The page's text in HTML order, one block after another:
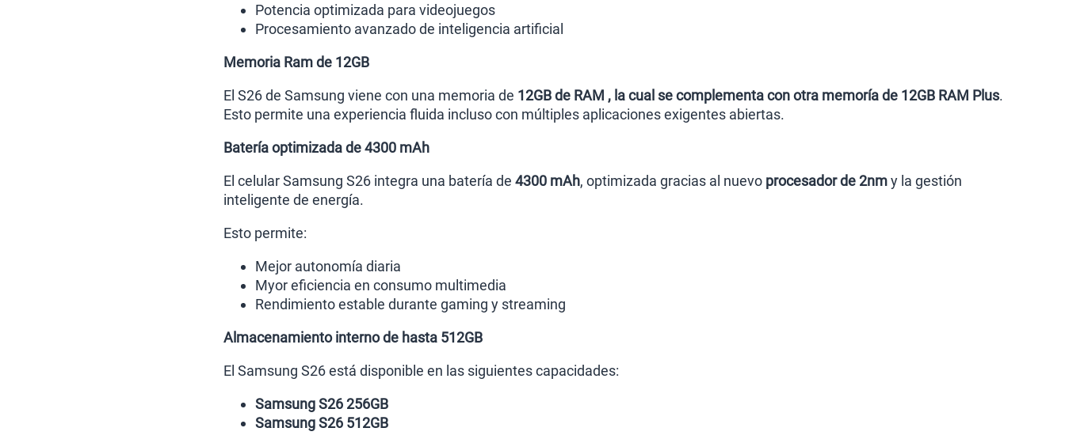
Potencia optimizada para videojuegos
Procesamiento avanzado de inteligencia artificial
Memoria Ram de 12GB
El S26 de Samsung viene con una memoria de 12GB de RAM , la cual se complementa con otra memoría de 12GB RAM Plus.
Esto permite una experiencia fluida incluso con múltiples aplicaciones exigentes abiertas.
Batería optimizada de 4300 mAh
El celular Samsung S26 integra una batería de 4300 mAh, optimizada gracias al nuevo procesador de 2nmy la gestión
inteligente de energía.
Esto permite:
Mejor autonomía diaria
Myor eficiencia en consumo multimedia
Rendimiento estable durante gaming y streaming
Almacenamiento interno de hasta 512GB
El Samsung S26 está disponible en las siguientes capacidades:
Samsung S26 256GB
Samsung S26 512GB